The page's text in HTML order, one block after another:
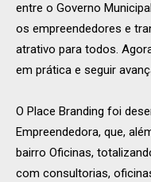
entre o Governo
os empreendedores e
atrativo para todos.
em prática e seguir
O Place Branding foi
Empreendedora, que,
bairro Oficinas,
com consultorias,